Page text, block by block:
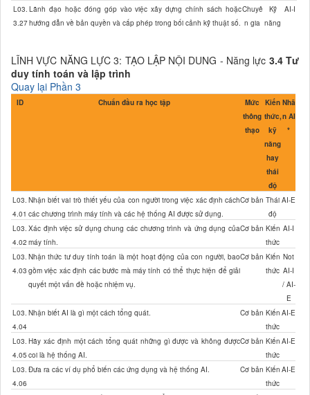
L03.
3.27
Lãnh đạo hoặc đóng góp vào việc xây dựng chính sách hoặc
hướng dẫn về bản quyền và cấp phép trong bối cảnh kỹ thuật số.
Chuyê
n gia
Kỹ
năng
AI-I
LĨNH VỰC NĂNG LỰC 3: TẠO LẬP NỘI DUNG - Năng lực 3.4 Tư
duy tính toán và lập trình
Quay lại Phần 3
ID Chuẩn đầu ra học tập
Mức
thông
thạo
Kiến
thức,
kỹ
năng
hay
thái
độ
Nhã
n AI
*
L03.
4.01
Nhận biết vai trò thiết yếu của con người trong việc xác định cách
các chương trình máy tính và các hệ thống AI được sử dụng.
Cơ bản Thái
độ
AI-E
L03.
4.02
Xác định việc sử dụng chung các chương trình và ứng dụng của
máy tính.
Cơ bản Kiến
thức
AI-I
L03.
4.03
Nhận thức tư duy tính toán là một hoạt động của con người, bao
gồm việc xác định các bước mà máy tính có thể thực hiện để giải
quyết một vấn đề hoặc nhiệm vụ.
Cơ bản Kiến
thức
Not
AI-I
/ AI-
E
L03.
4.04
Nhận biết AI là gì một cách tổng quát. Cơ bản Kiến
thức
AI-E
L03.
4.05
Hãy xác định một cách tổng quát những gì được và không được
coi là hệ thống AI.
Cơ bản Kiến
thức
AI-E
L03.
4.06
Đưa ra các ví dụ phổ biến các ứng dụng và hệ thống AI. Cơ bản Kiến
thức
AI-E